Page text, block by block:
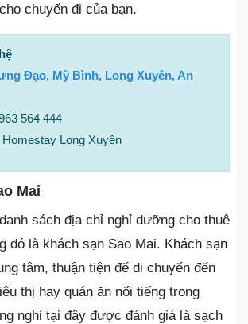
chuyến đi của bạn.
Đạo, Mỹ Bình, Long Xuyên, An
564 444
Long Xuyên
Mai
sách địa chỉ nghỉ dưỡng cho thuê
đó là khách sạn Sao Mai. Khách sạn
tâm, thuận tiện để di chuyển đến
thị hay quán ăn nổi tiếng trong
nghỉ tại đây được đánh giá là sạch